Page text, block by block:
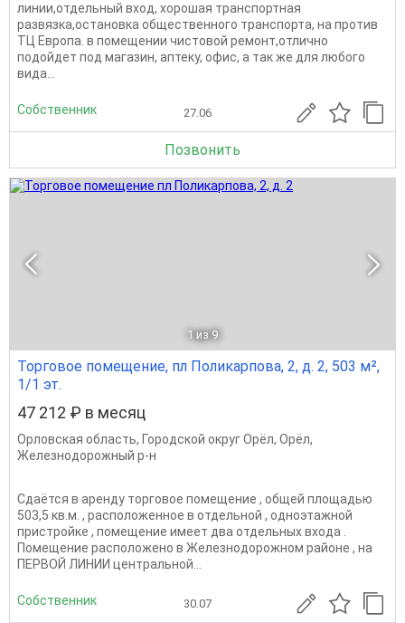
линии,отдельный вход, хорошая транспортная
развязка,остановка общественного транспорта, на против
ТЦ Европа. в помещении чистовой ремонт,отлично
подойдет под магазин, аптеку, офис, а так же для любого
вида...
Собственник 27.06
Позвонить
1 из 9
Торговое помещение, пл Поликарпова, 2, д. 2, 503 м²,
1/1 эт.
47 212 ₽ в месяц
Орловская область, Городской округ Орёл, Орёл,
Железнодорожный р-н
Сдаётся в аренду торговое помещение , общей площадью
503,5 кв.м. , расположенное в отдельной , одноэтажной
пристройке , помещение имеет два отдельных входа .
Помещение расположено в Железнодорожном районе , на
ПЕРВОЙ ЛИНИИ центральной...
Собственник 30.07